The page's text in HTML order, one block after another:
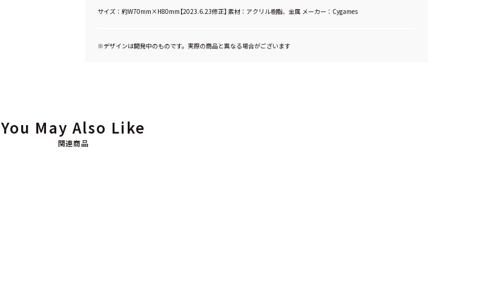
サイズ：約W70mm×H80mm【2023.6.23修正】 素材：アクリル樹脂、金属 メーカー：Cygames
※デザインは開発中のものです。実際の商品と異なる場合がございます
関連商品
You May Also Like